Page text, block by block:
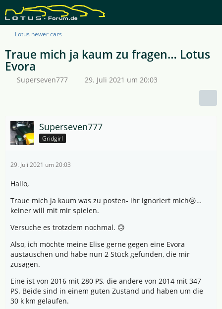
Lotus newer cars
Traue mich ja kaum zu fragen… Lotus
Evora
Superseven777 29. Juli 2021 um 20:03
Superseven777
Gridgirl
29. Juli 2021 um 20:03
Hallo,
Traue mich ja kaum was zu posten- ihr ignoriert mich😢…
keiner will mit mir spielen.
Versuche es trotzdem nochmal. 🙃
Also, ich möchte meine Elise gerne gegen eine Evora
austauschen und habe nun 2 Stück gefunden, die mir
zusagen.
Eine ist von 2016 mit 280 PS, die andere von 2014 mit 347
PS. Beide sind in einem guten Zustand und haben um die
30 k km gelaufen.